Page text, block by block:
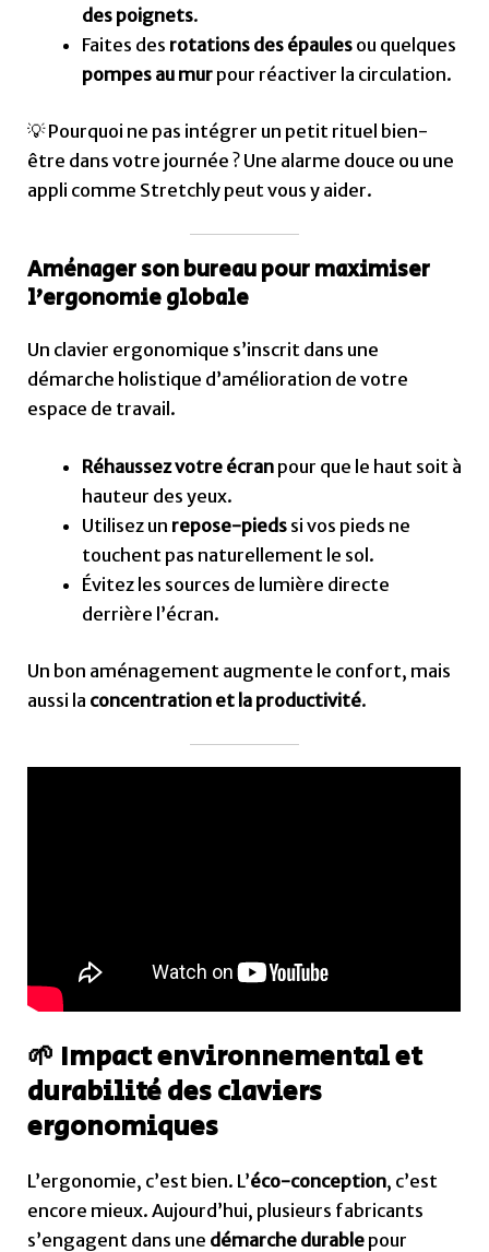
des poignets.
Faites des rotations des épaulesou quelques
pompes au murpour réactiver la circulation.
💡 Pourquoi ne pas intégrer un petit rituel bien-
être dans votre journée ? Une alarme douce ou une
appli comme Stretchly peut vous y aider.
Aménager son bureau pour maximiser
l’ergonomie globale
Un clavier ergonomique s’inscrit dans une
démarche holistique d’amélioration de votre
espace de travail.
Réhaussez votre écranpour que le haut soit à
hauteur des yeux.
Utilisez un repose-piedssi vos pieds ne
touchent pas naturellement le sol.
Évitez les sources de lumière directe
derrière l’écran.
Un bon aménagement augmente le confort, mais
aussi la concentration et la productivité.
🌱 Impact environnemental et
durabilité des claviers
ergonomiques
L’ergonomie, c’est bien. L’éco-conception, c’est
encore mieux. Aujourd’hui, plusieurs fabricants
s’engagent dans une démarche durable pour